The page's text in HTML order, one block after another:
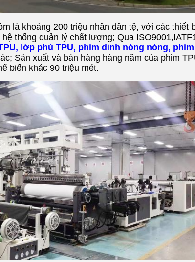
là khoảng 200 triệu nhân dân tệ, với các thiết
thống quản lý chất lượng; Qua
lớp phủ TPU, phim dính nóng nóng,
Sản xuất và bán hàng hàng năm của phim
biến khác 90 triệu mét.